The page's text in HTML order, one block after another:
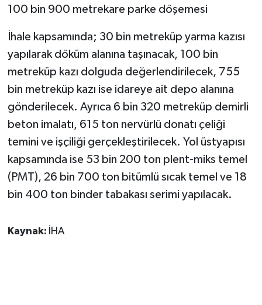
100 bin 900 metrekare parke döşemesi
İhale kapsamında; 30 bin metreküp yarma kazısı
yapılarak döküm alanına taşınacak, 100 bin
metreküp kazı dolguda değerlendirilecek, 755
bin metreküp kazı ise idareye ait depo alanına
gönderilecek. Ayrıca 6 bin 320 metreküp demirli
beton imalatı, 615 ton nervürlü donatı çeliği
temini ve işçiliği gerçekleştirilecek. Yol üstyapısı
kapsamında ise 53 bin 200 ton plent-miks temel
(PMT), 26 bin 700 ton bitümlü sıcak temel ve 18
bin 400 ton binder tabakası serimi yapılacak.
Kaynak: İHA
KÜLTÜR SANAT
MAGAZİN
Otomobil
POLİTİKA
Sağlık
SİYASET
SPOR HABERLERİ